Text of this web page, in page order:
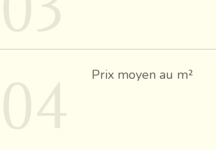
Prix moyen au m²